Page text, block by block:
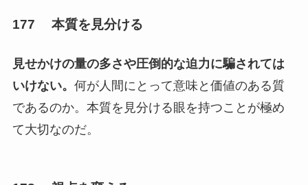
177 本質を見分ける
見せかけの量の多さや圧倒的な迫力に騙されては
いけない。 何が人間にとって意味と価値のある質
であるのか。本質を見分ける眼を持つことが極め
て大切なのだ。